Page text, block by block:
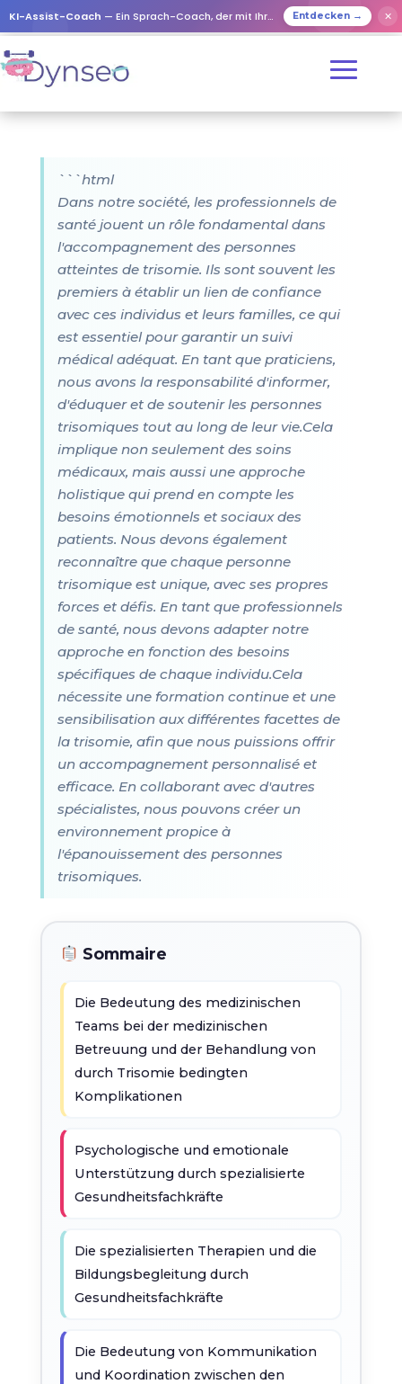
KI-Assist-Coach — Ein Sprach-Coach, der mit Ihren Lieben spielt Entdecken → ✕
```html
Dans notre société, les professionnels de
santé jouent un rôle fondamental dans
l'accompagnement des personnes
atteintes de trisomie. Ils sont souvent les
premiers à établir un lien de confiance
avec ces individus et leurs familles, ce qui
est essentiel pour garantir un suivi
médical adéquat. En tant que praticiens,
nous avons la responsabilité d'informer,
d'éduquer et de soutenir les personnes
trisomiques tout au long de leur vie.Cela
implique non seulement des soins
médicaux, mais aussi une approche
holistique qui prend en compte les
besoins émotionnels et sociaux des
patients. Nous devons également
reconnaître que chaque personne
trisomique est unique, avec ses propres
forces et défis. En tant que professionnels
de santé, nous devons adapter notre
approche en fonction des besoins
spécifiques de chaque individu.Cela
nécessite une formation continue et une
sensibilisation aux différentes facettes de
la trisomie, afin que nous puissions offrir
un accompagnement personnalisé et
efficace. En collaborant avec d'autres
spécialistes, nous pouvons créer un
environnement propice à
l'épanouissement des personnes
trisomiques.
Sommaire
Die Bedeutung des medizinischen
Teams bei der medizinischen
Betreuung und der Behandlung von
durch Trisomie bedingten
Komplikationen
Psychologische und emotionale
Unterstützung durch spezialisierte
Gesundheitsfachkräfte
Die spezialisierten Therapien und die
Bildungsbegleitung durch
Gesundheitsfachkräfte
Die Bedeutung von Kommunikation
und Koordination zwischen den